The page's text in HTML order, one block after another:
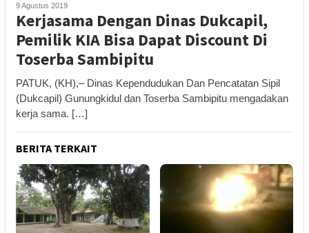
9 Agustus 2019
Kerjasama Dengan Dinas Dukcapil,
Pemilik KIA Bisa Dapat Discount Di
Toserba Sambipitu
PATUK, (KH),– Dinas Kependudukan Dan Pencatatan Sipil
(Dukcapil) Gunungkidul dan Toserba Sambipitu mengadakan
kerja sama. […]
BERITA TERKAIT